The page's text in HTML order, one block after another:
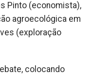
Pinto (economista),
agroecológica em
(exploração
colocando